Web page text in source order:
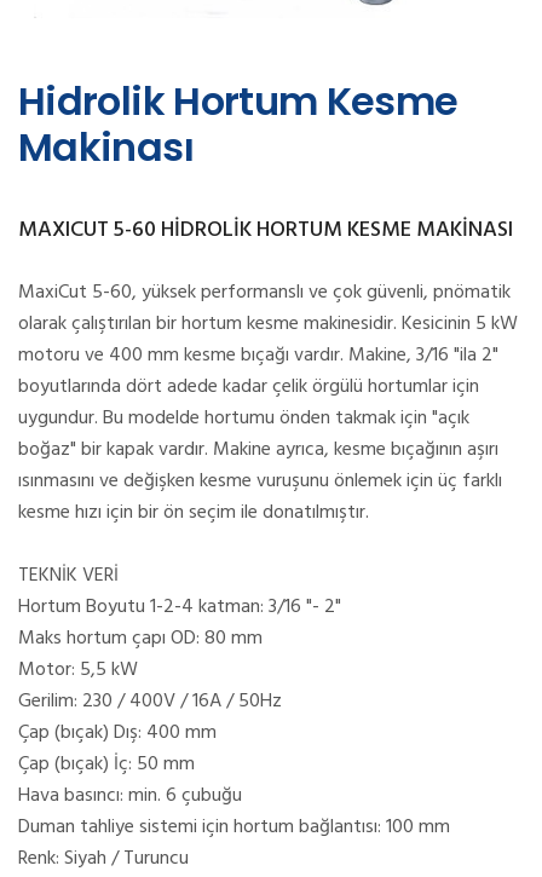
Hidrolik Hortum Kesme
Makinası
MAXICUT 5-60 HİDROLİK HORTUM KESME MAKİNASI
MaxiCut 5-60, yüksek performanslı ve çok güvenli, pnömatik
olarak çalıştırılan bir hortum kesme makinesidir. Kesicinin 5 kW
motoru ve 400 mm kesme bıçağı vardır. Makine, 3/16 "ila 2"
boyutlarında dört adede kadar çelik örgülü hortumlar için
uygundur. Bu modelde hortumu önden takmak için "açık
boğaz" bir kapak vardır. Makine ayrıca, kesme bıçağının aşırı
ısınmasını ve değişken kesme vuruşunu önlemek için üç farklı
kesme hızı için bir ön seçim ile donatılmıştır.
TEKNİK VERİ
Hortum Boyutu 1-2-4 katman: 3/16 "- 2"
Maks hortum çapı OD: 80 mm
Motor: 5,5 kW
Gerilim: 230 / 400V / 16A / 50Hz
Çap (bıçak) Dış: 400 mm
Çap (bıçak) İç: 50 mm
Hava basıncı: min. 6 çubuğu
Duman tahliye sistemi için hortum bağlantısı: 100 mm
Renk: Siyah / Turuncu